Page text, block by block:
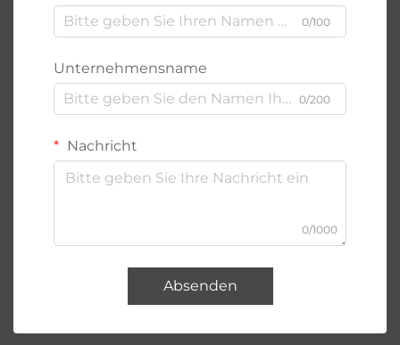
0/100
Unternehmensname
0/200
Nachricht
0/1000
Absenden